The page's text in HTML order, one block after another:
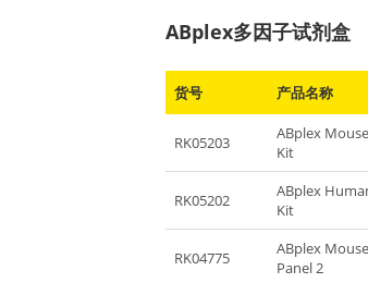
ABplex多因子试剂盒
货号 产品名称
RK05203
ABplex
Kit
RK05202
ABplex
Kit
RK04775
ABplex
Panel 2